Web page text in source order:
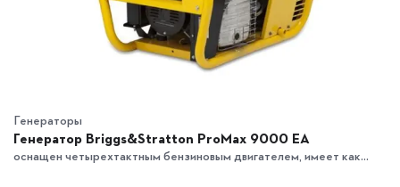
Генераторы
Генератор Briggs&Stratton ProMax 9000 EA
оснащен четырехтактным бензиновым двигателем, имеет как...